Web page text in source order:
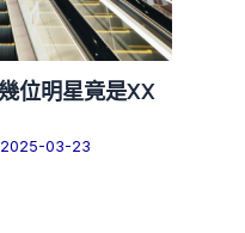
位明星竟是XX
2025-03-23